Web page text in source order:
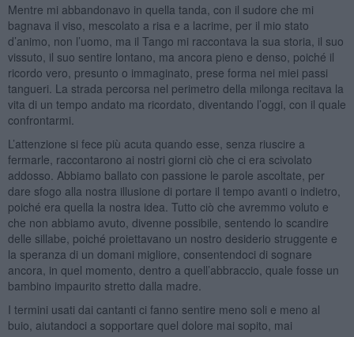
Mentre mi abbandonavo in quella tanda, con il sudore che mi
bagnava il viso, mescolato a risa e a lacrime, per il mio stato
d’animo, non l’uomo, ma il Tango mi raccontava la sua storia, il suo
vissuto, il suo sentire lontano, ma ancora pieno e denso, poiché il
ricordo vero, presunto o immaginato, prese forma nei miei passi
tangueri. La strada percorsa nel perimetro della milonga recitava la
vita di un tempo andato ma ricordato, diventando l’oggi, con il quale
confrontarmi.
L’attenzione si fece più acuta quando esse, senza riuscire a
fermarle, raccontarono ai nostri giorni ciò che ci era scivolato
addosso. Abbiamo ballato con passione le parole ascoltate, per
dare sfogo alla nostra illusione di portare il tempo avanti o indietro,
poiché era quella la nostra idea. Tutto ciò che avremmo voluto e
che non abbiamo avuto, divenne possibile, sentendo lo scandire
delle sillabe, poiché proiettavano un nostro desiderio struggente e
la speranza di un domani migliore, consentendoci di sognare
ancora, in quel momento, dentro a quell’abbraccio, quale fosse un
bambino impaurito stretto dalla madre.
I termini usati dai cantanti ci fanno sentire meno soli e meno al
buio, aiutandoci a sopportare quel dolore mai sopito, mai